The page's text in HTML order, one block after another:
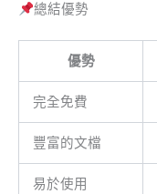
總結優勢
優勢
完全免費
豐富的文檔
易於使用